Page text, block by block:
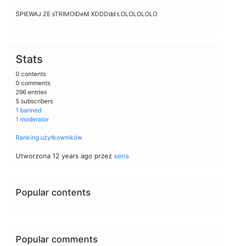
ŚPIEWAJ ZE sTRIMOIDeM XDDDdd ŁOLOLOLOLO
Stats
0 contents
0 comments
296 entries
5 subscribers
1 banned
1 moderator
Ranking użytkowników
Utworzona 12 years ago przez sens
Popular contents
Popular comments